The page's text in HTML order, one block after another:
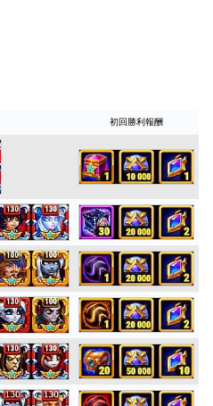
初回勝利報酬